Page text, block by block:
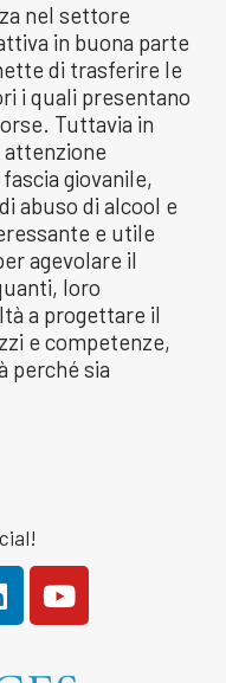
nel settore
in buona parte
di trasferire le
i quali presentano
Tuttavia in
attenzione
giovanile,
abuso di alcool e
e utile
agevolare il
loro
a progettare il
e competenze,
perché sia